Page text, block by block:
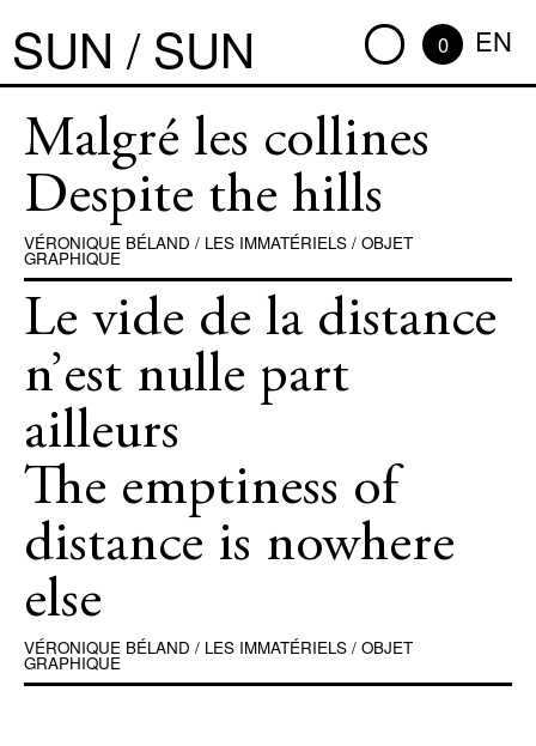
SUN / SUN 0 EN
Malgré les collines
Despite the hills
VÉRONIQUE BÉLAND / LES IMMATÉRIELS / OBJET
GRAPHIQUE
Le vide de la distance
n’est nulle part
ailleurs
The emptiness of
distance is nowhere
else
VÉRONIQUE BÉLAND / LES IMMATÉRIELS / OBJET
GRAPHIQUE